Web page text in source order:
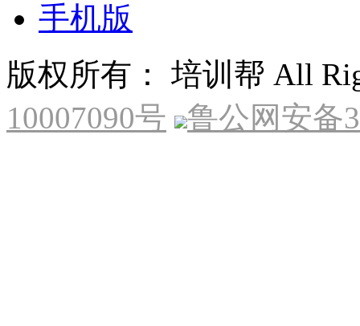
手机版
版权所有： 培训帮 All
10007090号
鲁公网安备